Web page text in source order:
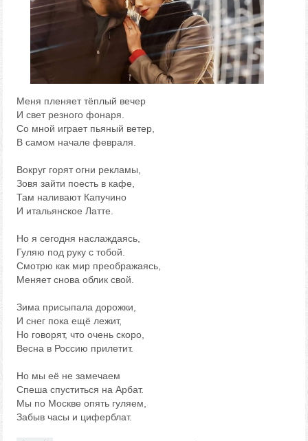
Меня пленяет тёплый вечер
И свет резного фонаря.
Со мной играет пьяный ветер,
В самом начале февраля.
Вокруг горят огни рекламы,
Зовя зайти поесть в кафе,
Там наливают Капучино
И итальянское Латте.
Но я сегодня наслаждаясь,
Гуляю под руку с тобой.
Смотрю как мир преображаясь,
Меняет снова облик свой.
Зима присыпала дорожки,
И снег пока ещё лежит,
Но говорят, что очень скоро,
Весна в Россию прилетит.
Но мы её не замечаем
Спеша спуститься на Арбат.
Мы по Москве опять гуляем,
Забыв часы и циферблат.